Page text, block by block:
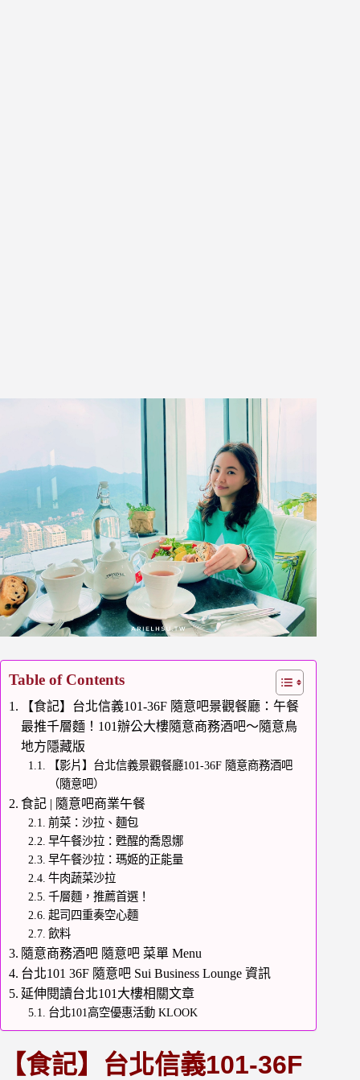
Table of Contents
【食記】台北信義101-36F 隨意吧景觀餐廳：午餐
最推千層麵！101辦公大樓隨意商務酒吧～隨意鳥
地方隱藏版
【影片】台北信義景觀餐廳101-36F 隨意商務酒吧
（隨意吧）
食記 | 隨意吧商業午餐
前菜：沙拉、麵包
早午餐沙拉：甦醒的喬恩娜
早午餐沙拉：瑪姬的正能量
牛肉蔬菜沙拉
千層麵，推薦首選！
起司四重奏空心麵
飲料
隨意商務酒吧 隨意吧 菜單 Menu
台北101 36F 隨意吧 Sui Business Lounge 資訊
延伸閱讀台北101大樓相關文章
台北101高空優惠活動 KLOOK
【食記】台北信義101-36F